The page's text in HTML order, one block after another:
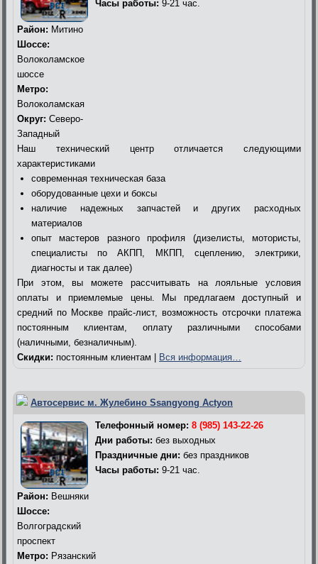
Часы работы: 9-21 час.
Район: Митино
Шоссе:
Волоколамское
шоссе
Метро:
Волоколамская
Округ: Северо-
Западный
Наш технический центр отличается следующими
характеристиками
современная техническая база
оборудованные цехи и боксы
наличие надежных запчастей и других расходных
материалов
опыт мастеров разного профиля (дизелисты, мотористы,
специалисты по АКПП, МКПП, сцеплению, электрики,
диагносты и так далее)
При этом, вы можете рассчитывать на лояльные условия
оплаты и приемлемые цены. Мы предлагаем доступный и
средний по Москве прайс-лист, возможность отсрочки платежа
постоянным клиентам, оплату различными способами
(наличными, безналичным).
Скидки: постоянным клиентам | Вся информация…
Автосервис м. Жулебино Ssangyong Actyon
Телефонный номер: 8 (985) 143-22-26
Дни работы: без выходных
Праздничные дни: без праздников
Часы работы: 9-21 час.
Район: Вешняки
Шоссе:
Волгоградский
проспект
Метро: Рязанский